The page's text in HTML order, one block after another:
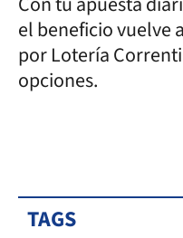
el beneficio vuelve
por Lotería
opciones.
TAGS